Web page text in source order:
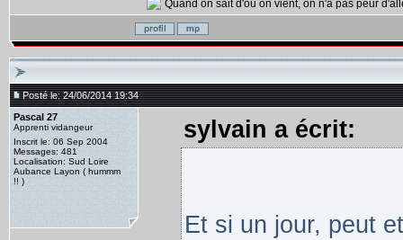
Quand on sait d'où on vient, on n'a pas peur
Posté le: 24/06/2014 19:34
Pascal 27
Apprenti vidangeur
Inscrit le: 06 Sep 2004
Messages: 481
Localisation: Sud Loire
Aubance Layon ( hummm
!! )
sylvain a écrit:
Et si un jour, peut